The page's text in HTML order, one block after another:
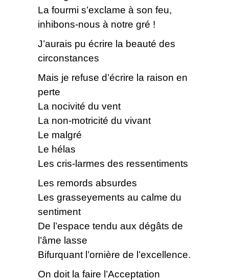
La fourmi s’exclame à son feu,
inhibons-nous à notre gré !
J’aurais pu écrire la beauté des
circonstances
Mais je refuse d’écrire la raison en
perte
La nocivité du vent
La non-motricité du vivant
Le malgré
Le hélas
Les cris-larmes des ressentiments
Les remords absurdes
Les grasseyements au calme du
sentiment
De l’espace tendu aux dégâts de
l’âme lasse
Bifurquant l’ornière de l’excellence.
On doit la faire l’Acceptation